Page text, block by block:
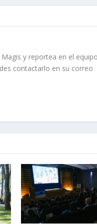
y reportea en el
contactarlo en su correo